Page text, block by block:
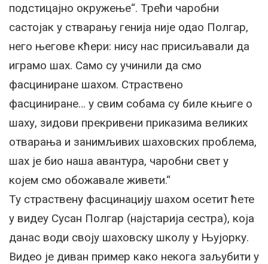
подстицајно окружење“. Трећи чаробни
састојак у стварању генија није одао Полгар,
него његове кћери: нису нас присиљавали да
играмо шах. Само су учинили да смо
фасциниране шахом. Страствено
фасциниране… у свим собама су биле књиге о
шаху, зидови прекривени приказима великих
отварања и занимљивих шаховских проблема,
шах је био наша авантура, чаробни свет у
којем смо обожавале живети.“
Ту страствену фасцинацију шахом осетит ћете
у видеу Сусан Полгар (најстарија сестра), која
данас води своју шаховску школу у Њујорку.
Видео је диван пример како некога заљубити у